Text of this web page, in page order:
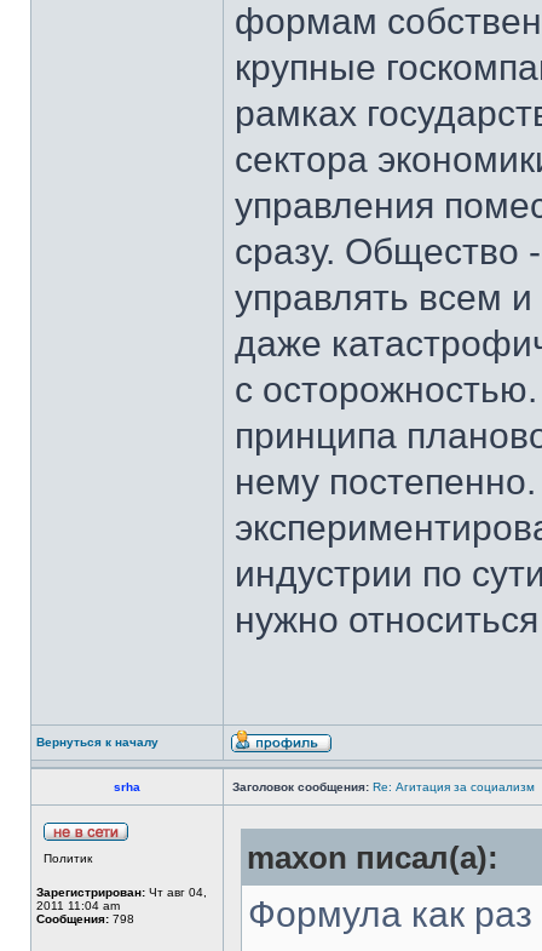
формам
крупные
рамках
сектора
управления
сразу. Общество
управлять всем
даже
с
принципа
нему
индустрии по
нужно
Вернуться к началу
srha Заголовок сообщения: Re: Агитация за социализм
Политик
Зарегистрирован: Чт авг 04,
2011 11:04 am
Сообщения: 798
maxon писал(а):
Формула как